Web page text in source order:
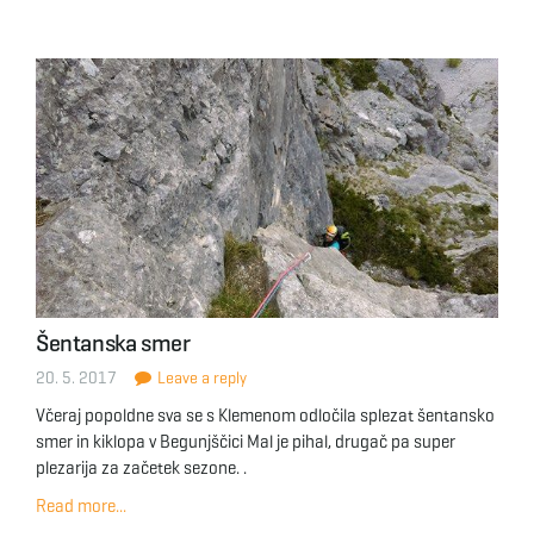
Šentanska smer
20. 5. 2017 Leave a reply
Včeraj popoldne sva se s Klemenom odločila splezat šentansko
smer in kiklopa v Begunjščici Mal je pihal, drugač pa super
plezarija za začetek sezone. .
Read more...